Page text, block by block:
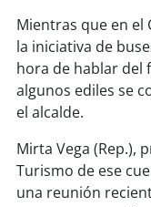
Mientras que en el
la iniciativa de
hora de hablar del
algunos ediles se
el alcalde.
Mirta Vega (Rep.),
Turismo de ese
una reunión